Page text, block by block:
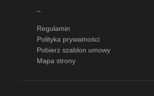
–
Regulamin
Polityka prywatności
Pobierz szablon umowy
Mapa strony